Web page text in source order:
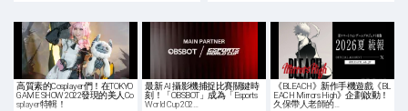
高質素的Cosplayer們！在TOKYO
GAME SHOW 2022發現的美人Co
splayer特輯！
最新 AI 攝影機捕捉比賽關鍵時
刻！「OBSBOT」成為「Esports
World Cup 202…
《BLEACH》新作手機遊戲《BL
EACH Mirrors High》企劃啟動！
久保帶人老師的…